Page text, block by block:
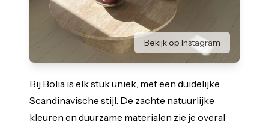
Bekijk op Instagram
Bij Bolia is elk stuk uniek, met een duidelijke
Scandinavische stijl. De zachte natuurlijke
kleuren en duurzame materialen zie je overal